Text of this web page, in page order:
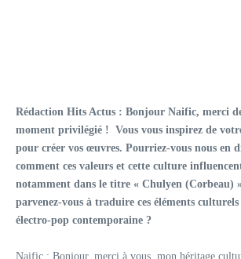
Rédaction Hits Actus : Bonjour Naific, merci
moment privilégié ! Vous vous inspirez de
pour créer vos œuvres. Pourriez-vous nous en
comment ces valeurs et cette culture
notamment dans le titre « Chulyen (Corbeau)
parvenez-vous à traduire ces éléments
électro-pop contemporaine ?
Naific : Bonjour, merci à vous, mon héritage